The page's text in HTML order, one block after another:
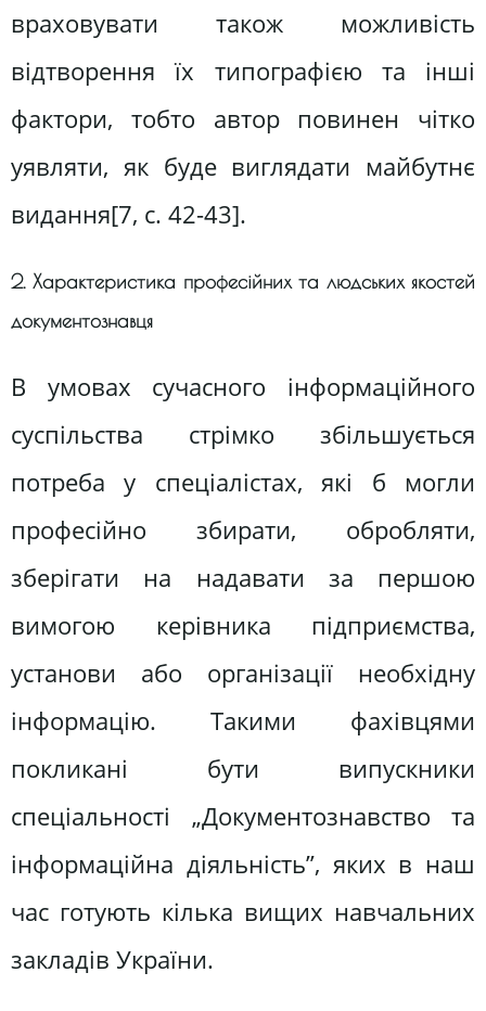
враховувати також можливість
відтворення їх типографією та інші
фактори, тобто автор повинен чітко
уявляти, як буде виглядати майбутнє
видання[7, c. 42-43].
2. Характеристика професійних та людських якостей
документознавця
В умовах сучасного інформаційного
суспільства стрімко збільшується
потреба у спеціалістах, які б могли
професійно збирати, обробляти,
зберігати на надавати за першою
вимогою керівника підприємства,
установи або організації необхідну
інформацію. Такими фахівцями
покликані бути випускники
спеціальності „Документознавство та
інформаційна діяльність”, яких в наш
час готують кілька вищих навчальних
закладів України.